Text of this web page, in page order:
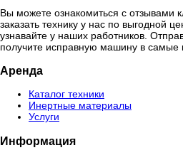
Вы можете ознакомиться с отзывами
заказать технику у нас по выгодной
узнавайте у наших работников.
получите исправную машину в самые
Аренда
Каталог техники
Инертные материалы
Услуги
Информация